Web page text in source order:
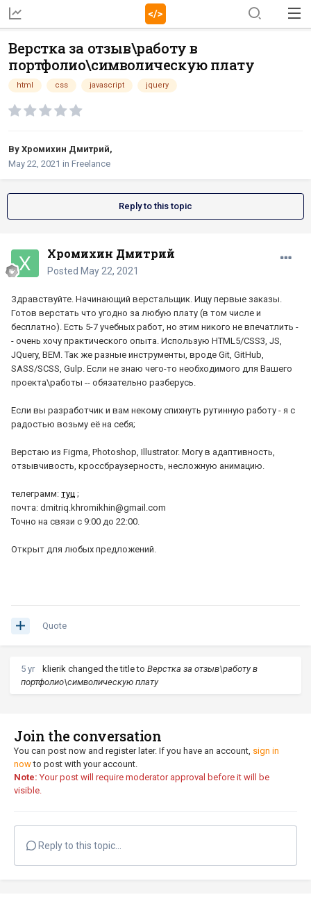
Верстка за отзыв\работу в
портфолио\символическую плату
html css javascript jquery
By Хромихин Дмитрий,
May 22, 2021 in Freelance
Reply to this topic
Хромихин Дмитрий
Posted May 22, 2021
Здравствуйте. Начинающий верстальщик. Ищу первые заказы.
Готов верстать что угодно за любую плату (в том числе и
бесплатно). Есть 5-7 учебных работ, но этим никого не впечатлить -
- очень хочу практического опыта. Использую HTML5/CSS3, JS,
JQuery, BEM. Так же разные инструменты, вроде Git, GitHub,
SASS/SCSS, Gulp. Если не знаю чего-то необходимого для Вашего
проекта\работы -- обязательно разберусь.
Если вы разработчик и вам некому спихнуть рутинную работу - я с
радостью возьму её на себя;
Верстаю из Figma, Photoshop, Illustrator. Могу в адаптивность,
отзывчивость, кроссбраузерность, несложную анимацию.
телеграмм: туц ;
почта: dmitriq.khromikhin@gmail.com
Точно на связи с 9:00 до 22:00.
Открыт для любых предложений.
Quote
5 yr klierik changed the title to Верстка за отзыв\работу в
портфолио\символическую плату
Join the conversation
You can post now and register later. If you have an account, sign in
nowto post with your account.
Note: Your post will require moderator approval before it will be
visible.
Reply to this topic...